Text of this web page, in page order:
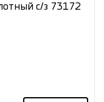
с/з 73172